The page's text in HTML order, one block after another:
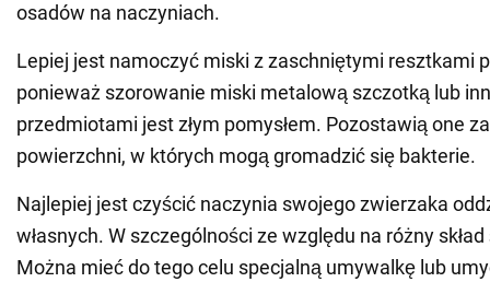
osadów na naczyniach.
Lepiej jest namoczyć miski z zaschniętymi resztkami
ponieważ szorowanie miski metalową szczotką lub
przedmiotami jest złym pomysłem. Pozostawią one
powierzchni, w których mogą gromadzić się bakterie.
Najlepiej jest czyścić naczynia swojego zwierzaka
własnych. W szczególności ze względu na różny
Można mieć do tego celu specjalną umywalkę lub